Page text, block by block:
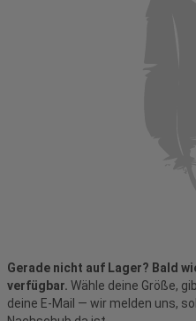
Gerade nicht auf Lager? Bald
verfügbar. Wähle deine Größe,
deine E-Mail — wir melden uns,